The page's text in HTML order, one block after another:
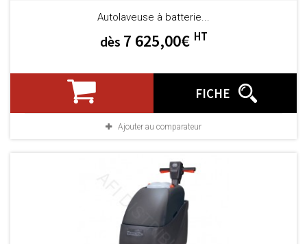
Autolaveuse à batterie...
dès 7 625,00€ HT
FICHE
Ajouter au comparateur